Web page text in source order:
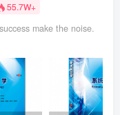
55.7W+
make the noise.